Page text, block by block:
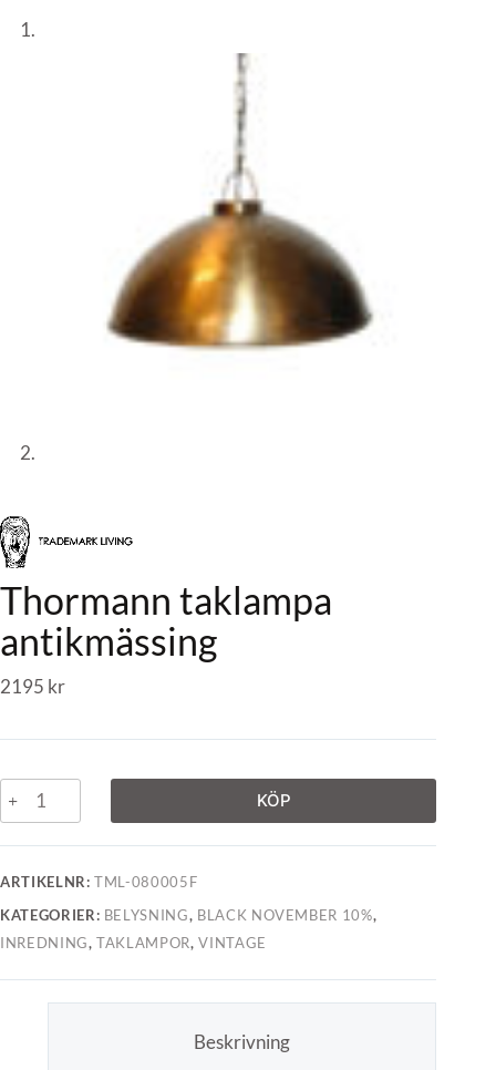
Thormann taklampa
antikmässing
2195 kr
KÖP
ARTIKELNR:TML-080005F
KATEGORIER: BELYSNING, BLACK NOVEMBER 10%,
INREDNING,TAKLAMPOR,VINTAGE
Beskrivning